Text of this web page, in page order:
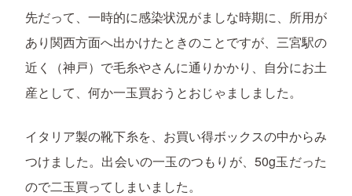
先だって、一時的に感染状況がましな時期に、所用が
あり関西方面へ出かけたときのことですが、三宮駅の
近く（神戸）で毛糸やさんに通りかかり、自分にお土
産として、何か一玉買おうとおじゃましました。
イタリア製の靴下糸を、お買い得ボックスの中からみ
つけました。出会いの一玉のつもりが、50g玉だった
ので二玉買ってしまいました。